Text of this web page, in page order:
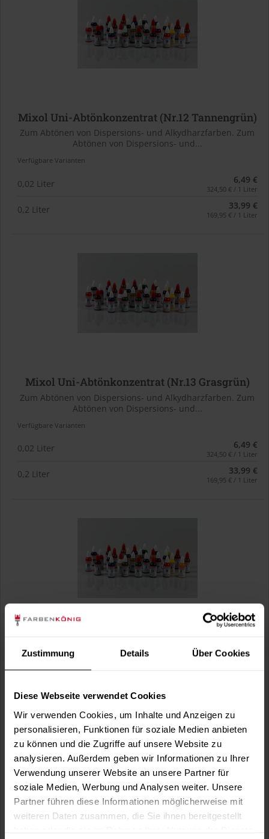
Zustimmung Details Über Cookies
Diese Webseite verwendet Cookies
Wir verwenden Cookies, um Inhalte und Anzeigen zu
personalisieren, Funktionen für soziale Medien anbieten
zu können und die Zugriffe auf unsere Website zu
analysieren. Außerdem geben wir Informationen zu Ihrer
Verwendung unserer Website an unsere Partner für
soziale Medien, Werbung und Analysen weiter. Unsere
Partner führen diese Informationen möglicherweise mit
weiteren Daten zusammen, die Sie ihnen bereitgestellt
Mixol Uni-Abtönkonzentrat (Nr.12 Tannengrün)
Zum Abtönen von Dispersions- und Alkydharzfarben. Zum
Abtönen von Dispersions- und...
Verfügbare Varianten
0,02 Liter 6,49 €
324,50 € / 1 Liter
0,2 Liter 33,99 €
169,95 € / 1 Liter
Mixol Uni-Abtönkonzentrat (Nr.13 Grasgrün)
Zum Abtönen von Dispersions- und Alkydharzfarben. Zum
Abtönen von Dispersions- und...
Verfügbare Varianten
0,02 Liter 6,49 €
324,50 € / 1 Liter
0,2 Liter 33,99 €
169,95 € / 1 Liter
Mixol Uni-Abtönkonzentrat (Nr.14 Oxid-Grün)
Zum Abtönen von Dispersions- und Alkydharzfarben. Zum
Abtönen von Dispersions- und...
0,02 Liter 324,50 € / 1 Liter
0,2 Liter 33,99 €
169,95 € / 1 Liter